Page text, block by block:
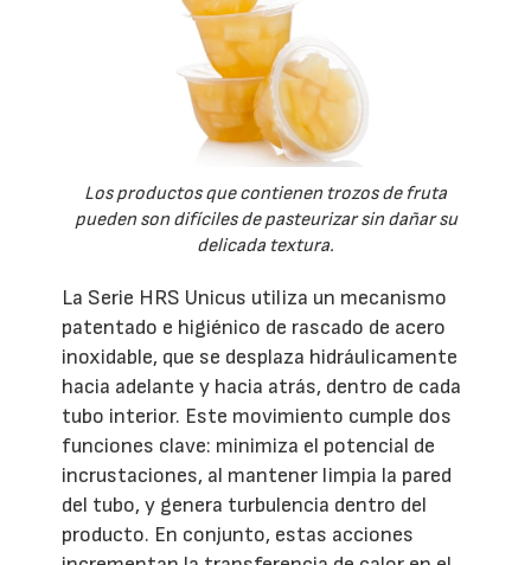
Los productos que contienen trozos de fruta
pueden son difíciles de pasteurizar sin dañar su
delicada textura.
La Serie HRS Unicus utiliza un mecanismo
patentado e higiénico de rascado de acero
inoxidable, que se desplaza hidráulicamente
hacia adelante y hacia atrás, dentro de cada
tubo interior. Este movimiento cumple dos
funciones clave: minimiza el potencial de
incrustaciones, al mantener limpia la pared
del tubo, y genera turbulencia dentro del
producto. En conjunto, estas acciones